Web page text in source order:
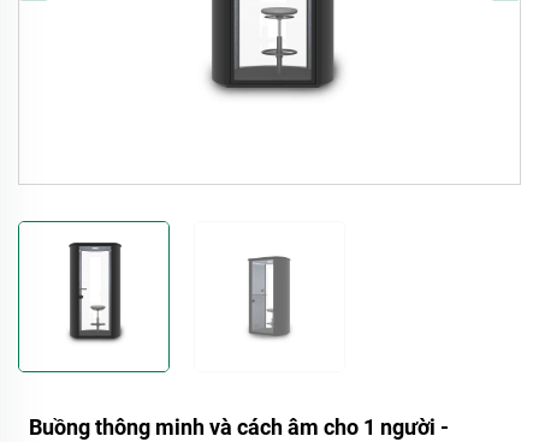
Buồng thông minh và cách âm cho 1 người -